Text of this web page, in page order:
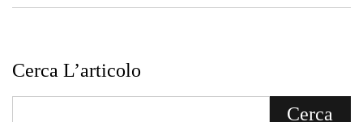
Cerca L’articolo